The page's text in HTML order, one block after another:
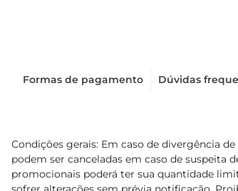
Formas de pagamento Dúvidas
Condições gerais: Em caso de divergência
podem ser canceladas em caso de suspeita
promocionais poderá ter sua quantidade